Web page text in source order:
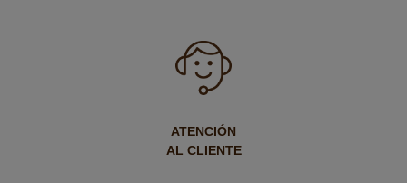
ATENCIÓN
AL CLIENTE